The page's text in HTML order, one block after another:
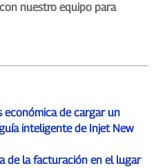
nuestro equipo para
económica de cargar un
inteligente de Injet New
de la facturación en el lugar